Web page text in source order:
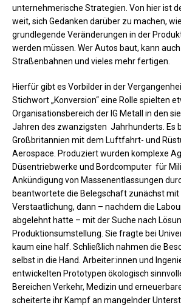
unternehmerische Strategien. Von hier ist
weit, sich Gedanken darüber zu machen,
grundlegende Veränderungen in der
werden müssen. Wer Autos baut, kann auch
Straßenbahnen und vieles mehr fertigen.
Hierfür gibt es Vorbilder in der
Stichwort „Konversion“ eine Rolle spielten
Organisationsbereich der IG Metall in den
Jahren des zwanzigsten Jahrhunderts. Es
Großbritannien mit dem Luftfahrt- und
Aerospace. Produziert wurden komplexe
Düsentriebwerke und Bordcomputer für
Ankündigung von Massenentlassungen
beantwortete die Belegschaft zunächst mit
Verstaatlichung, dann – nachdem die
abgelehnt hatte – mit der Suche nach
Produktionsumstellung. Sie fragte bei
kaum eine half. Schließlich nahmen die
selbst in die Hand. Arbeiter:innen und
entwickelten Prototypen ökologisch
Bereichen Verkehr, Medizin und
scheiterte ihr Kampf an mangelnder